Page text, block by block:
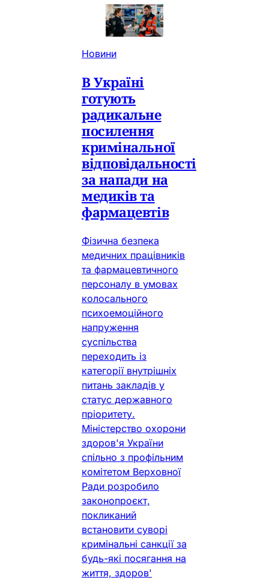
Новини
В Україні
готують
радикальне
посилення
кримінальної
відповідальності
за напади на
медиків та
фармацевтів
Фізична безпека
медичних працівників
та фармацевтичного
персоналу в умовах
колосального
психоемоційного
напруження
суспільства
переходить із
категорії внутрішніх
питань закладів у
статус державного
пріоритету.
Міністерство охорони
здоров'я України
спільно з профільним
комітетом Верховної
Ради розробило
законопроєкт,
покликаний
встановити суворі
кримінальні санкції за
будь-які посягання на
життя, здоров'